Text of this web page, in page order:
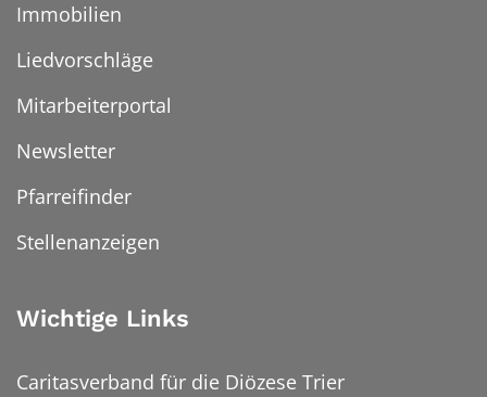
Immobilien
Liedvorschläge
Mitarbeiterportal
Newsletter
Pfarreifinder
Stellenanzeigen
Wichtige Links
Caritasverband für die Diözese Trier